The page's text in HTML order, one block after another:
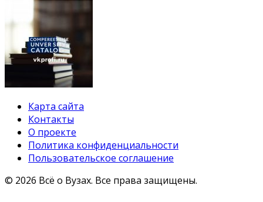
Карта сайта
Контакты
О проекте
Политика конфиденциальности
Пользовательское соглашение
© 2026 Всё о Вузах. Все права защищены.